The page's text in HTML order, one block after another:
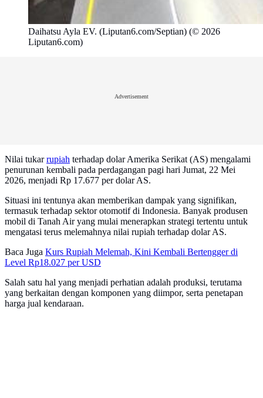
Daihatsu Ayla EV. (Liputan6.com/Septian) (© 2026
Liputan6.com)
Advertisement
Nilai tukarrupiah terhadap dolar Amerika Serikat (AS) mengalami
penurunan kembali pada perdagangan pagi hari Jumat, 22 Mei
2026, menjadi Rp 17.677 per dolar AS.
Situasi ini tentunya akan memberikan dampak yang signifikan,
termasuk terhadap sektor otomotif di Indonesia. Banyak produsen
mobil di Tanah Air yang mulai menerapkan strategi tertentu untuk
mengatasi terus melemahnya nilai rupiah terhadap dolar AS.
Baca Juga Kurs Rupiah Melemah, Kini Kembali Bertengger di
Level Rp18.027 per USD
Salah satu hal yang menjadi perhatian adalah produksi, terutama
yang berkaitan dengan komponen yang diimpor, serta penetapan
harga jual kendaraan.